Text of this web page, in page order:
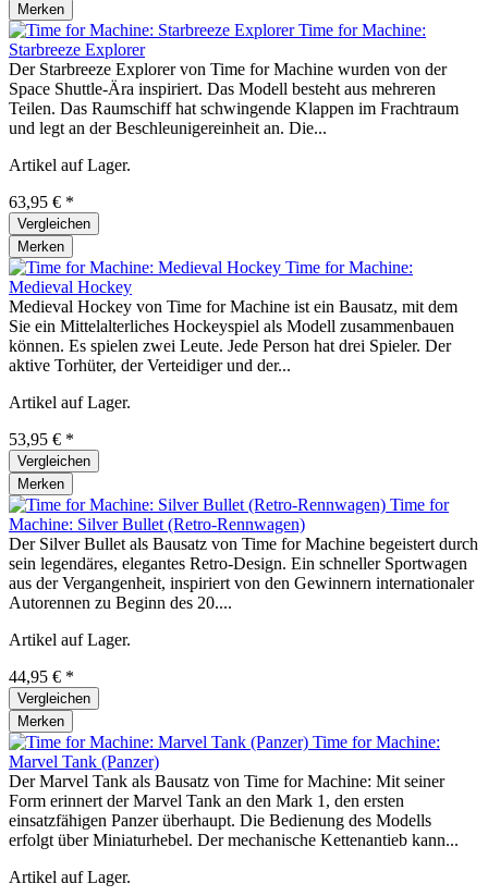
Merken
Time for Machine:
Starbreeze Explorer
Der Starbreeze Explorer von Time for Machine wurden von der
Space Shuttle-Ära inspiriert. Das Modell besteht aus mehreren
Teilen. Das Raumschiff hat schwingende Klappen im Frachtraum
und legt an der Beschleunigereinheit an. Die...
Artikel auf Lager.
63,95 € *
Vergleichen
Merken
Time for Machine:
Medieval Hockey
Medieval Hockey von Time for Machine ist ein Bausatz, mit dem
Sie ein Mittelalterliches Hockeyspiel als Modell zusammenbauen
können. Es spielen zwei Leute. Jede Person hat drei Spieler. Der
aktive Torhüter, der Verteidiger und der...
Artikel auf Lager.
53,95 € *
Vergleichen
Merken
Time for
Machine: Silver Bullet (Retro-Rennwagen)
Der Silver Bullet als Bausatz von Time for Machine begeistert durch
sein legendäres, elegantes Retro-Design. Ein schneller Sportwagen
aus der Vergangenheit, inspiriert von den Gewinnern internationaler
Autorennen zu Beginn des 20....
Artikel auf Lager.
44,95 € *
Vergleichen
Merken
Time for Machine:
Marvel Tank (Panzer)
Der Marvel Tank als Bausatz von Time for Machine: Mit seiner
Form erinnert der Marvel Tank an den Mark 1, den ersten
einsatzfähigen Panzer überhaupt. Die Bedienung des Modells
erfolgt über Miniaturhebel. Der mechanische Kettenantieb kann...
Artikel auf Lager.